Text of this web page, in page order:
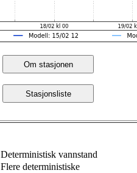
Om stasjonen
Stasjonsliste
Deterministisk vannstand
Flere deterministiske